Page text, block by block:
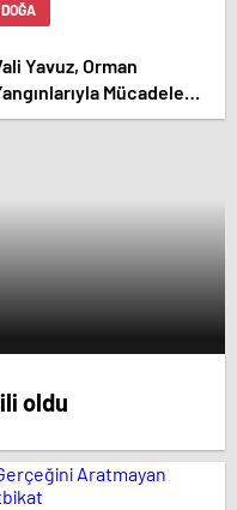
DOĞA
Yavuz, Orman
Mücadele
Toplantısına
oldu